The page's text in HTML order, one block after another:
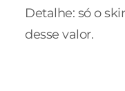
Detalhe: só o
desse valor.